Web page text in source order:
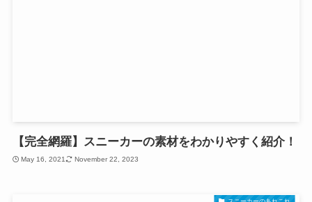
【完全網羅】スニーカーの素材をわかりやすく紹介！
May 16, 2021 November 22, 2023